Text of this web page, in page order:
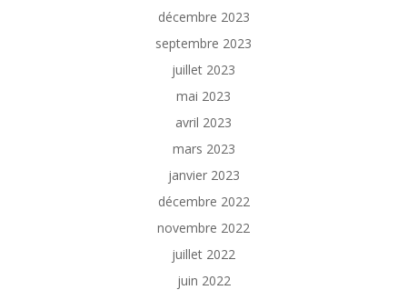
décembre 2023
septembre 2023
juillet 2023
mai 2023
avril 2023
mars 2023
janvier 2023
décembre 2022
novembre 2022
juillet 2022
juin 2022